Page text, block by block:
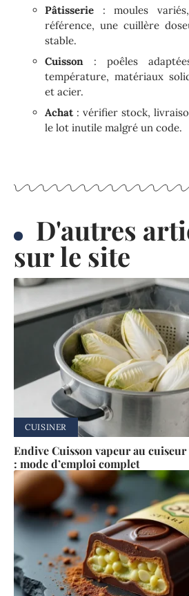
Pâtisserie : moules
référence, une cuillère
stable.
Cuisson : poêles
température, matériaux
et acier.
Achat: vérifier stock,
le lot inutile malgré un code.
D'autres
sur le site
CUISINER
Endive Cuisson vapeur au
: mode d’emploi complet